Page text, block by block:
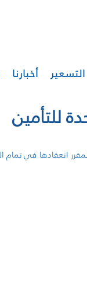
التسعير أخبارنا
للتأمين